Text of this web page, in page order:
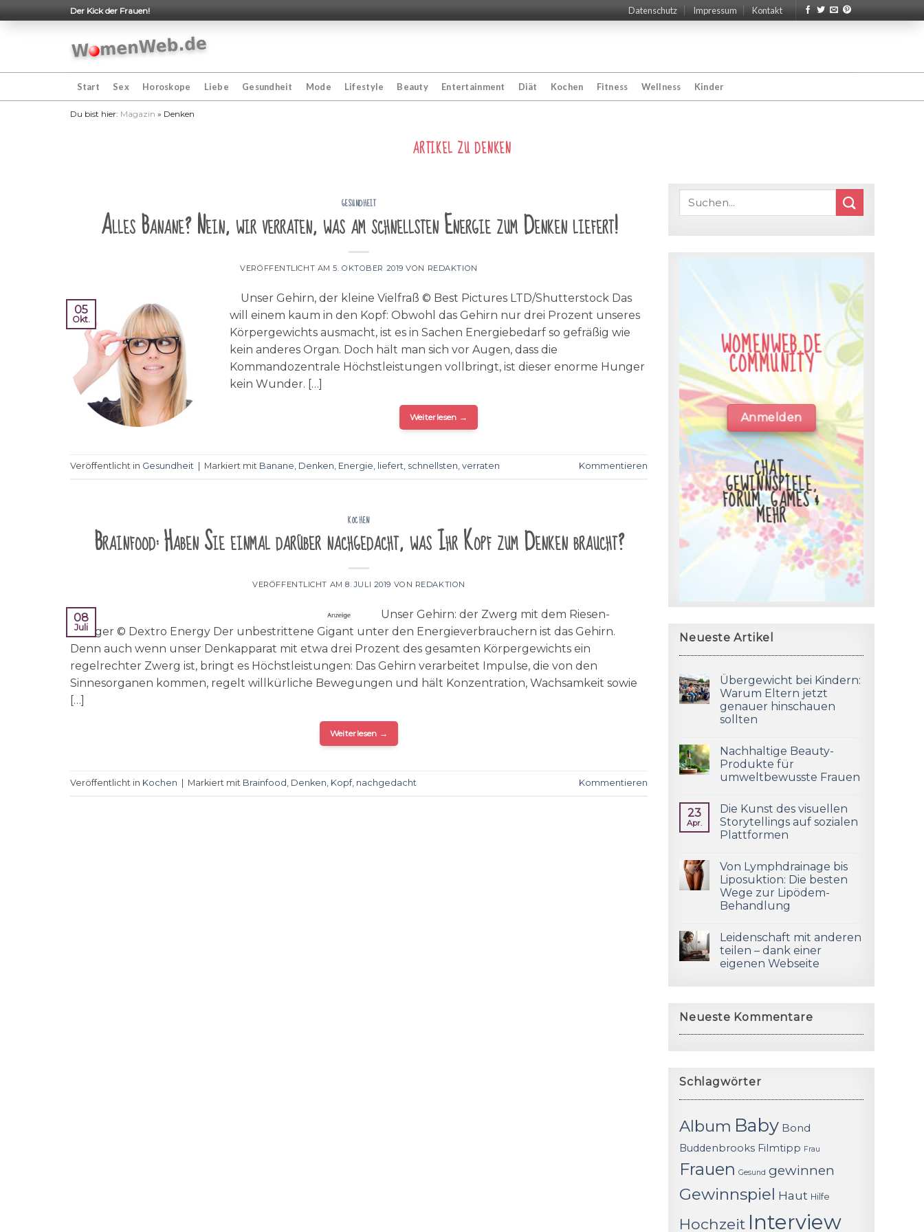
to
Der Kick der Frauen! Datenschutz Impressum Kontakt
Start Sex Horoskope Liebe Gesundheit Mode Lifestyle Beauty Entertainment Diät Kochen Fitness Wellness Kinder
Du bist hier: Magazin » Denken
ARTIKEL ZUDENKEN
GESUNDHEIT
Alles Banane? Nein, wir verraten, was am schnellsten Energie zum Denken liefert!
VERÖFFENTLICHT AM5. OKTOBER 2019 VON REDAKTION
05
Okt.
Unser Gehirn, der kleine Vielfraß © Best Pictures LTD/Shutterstock Das
will einem kaum in den Kopf: Obwohl das Gehirn nur drei Prozent unseres
Körpergewichts ausmacht, ist es in Sachen Energiebedarf so gefräßig wie
kein anderes Organ. Doch hält man sich vor Augen, dass die
Kommandozentrale Höchstleistungen vollbringt, ist dieser enorme Hunger
kein Wunder. […]
Weiterlesen →
Veröffentlicht in Gesundheit Markiert mit Banane, Denken, Energie, liefert, schnellsten, verraten Kommentieren
KOCHEN
Brainfood: Haben Sie einmal darüber nachgedacht, was Ihr Kopf zum Denken braucht?
VERÖFFENTLICHT AM8. JULI 2019 VON REDAKTION
08
Juli
Unser Gehirn: der Zwerg mit dem Riesen-
Hunger © Dextro Energy Der unbestrittene Gigant unter den Energieverbrauchern ist das Gehirn.
Denn auch wenn unser Denkapparat mit etwa drei Prozent des gesamten Körpergewichts ein
regelrechter Zwerg ist, bringt es Höchstleistungen: Das Gehirn verarbeitet Impulse, die von den
Sinnesorganen kommen, regelt willkürliche Bewegungen und hält Konzentration, Wachsamkeit sowie
[…]
Weiterlesen →
Veröffentlicht in Kochen Markiert mit Brainfood Denken Kopf, nachgedacht Kommentieren
WOMENWEB.DE
COMMUNITY
Anmelden
CHAT,
GEWINNSPIELE,
FORUM, GAMES &
MEHR
Neueste Artikel
Übergewicht bei Kindern:
Warum Eltern jetzt
genauer hinschauen
sollten
Nachhaltige Beauty-
Produkte für
umweltbewusste Frauen
23
Apr.
Die Kunst des visuellen
Storytellings auf sozialen
Plattformen
Von Lymphdrainage bis
Liposuktion: Die besten
Wege zur Lipödem-
Behandlung
Leidenschaft mit anderen
teilen – dank einer
eigenen Webseite
Neueste Kommentare
Schlagwörter
Album Baby Bond
Buddenbrooks Filmtipp Frau
Frauen Gesund gewinnen
Gewinnspiel Haut Hilfe
Hochzeit Interview